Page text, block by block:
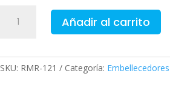
reflectante
lateral
Añadir al carrito
SKU: RMR-121 Categoría: